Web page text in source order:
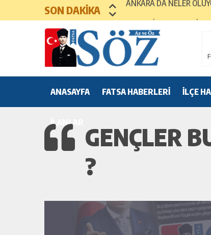
SON DAKİKA
MEZUNİYET TÖRENLERİ
ANASAYFA FATSA HABERLERİ İLÇE
İLANLAR
GENÇLER
?